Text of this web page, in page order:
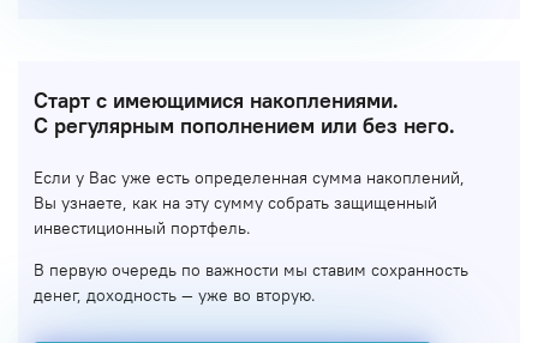
Старт с имеющимися накоплениями.
С регулярным пополнением или без него.
Если у Вас уже есть определенная сумма накоплений,
Вы узнаете, как на эту сумму собрать защищенный
инвестиционный портфель.
В первую очередь по важности мы ставим сохранность
денег, доходность — уже во вторую.